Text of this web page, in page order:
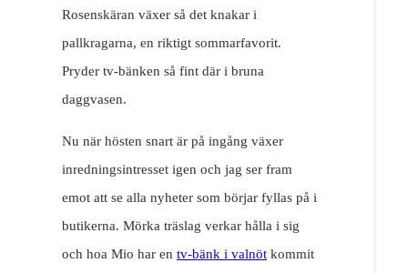
Rosenskäran växer så det knakar i
pallkragarna, en riktigt sommarfavorit.
Pryder tv-bänken så fint där i bruna
daggvasen.
Nu när hösten snart är på ingång växer
inredningsintresset igen och jag ser fram
emot att se alla nyheter som börjar fyllas på i
butikerna. Mörka träslag verkar hålla i sig
och hoa Mio har en tv-bänk i valnöt kommit